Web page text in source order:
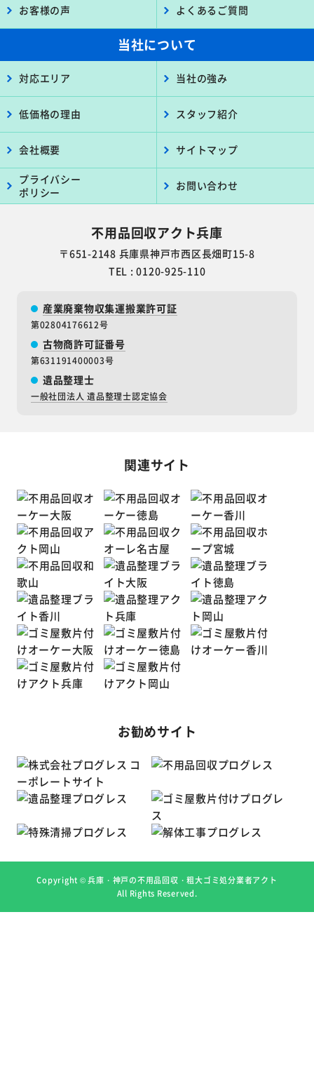
お客様の声 よくあるご質問
当社について
対応エリア 当社の強み
低価格の理由 スタッフ紹介
会社概要 サイトマップ
プライバシー
ポリシー
お問い合わせ
不用品回収アクト兵庫
〒651-2148 兵庫県神戸市西区長畑町15-8
TEL : 0120-925-110
産業廃棄物収集運搬業許可証
第02804176612号
古物商許可証番号
第631191400003号
遺品整理士
一般社団法人 遺品整理士認定協会
関連サイト
お勧めサイト
Copyright ©兵庫・神戸の不用品回収・粗大ゴミ処分業者アクト
All Rights Reserved.